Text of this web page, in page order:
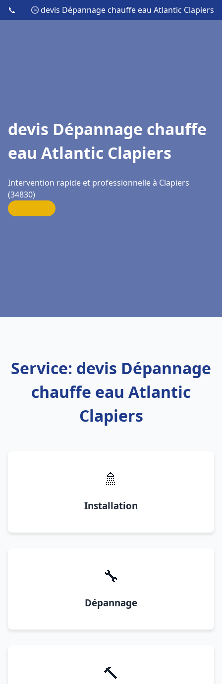
📞 🕒 devis Dépannage chauffe eau Atlantic Clapiers
devis Dépannage chauffe
eau Atlantic Clapiers
Intervention rapide et professionnelle à Clapiers
(34830)
Service: devis Dépannage
chauffe eau Atlantic
Clapiers
🚿
Installation
🔧
Dépannage
🔨